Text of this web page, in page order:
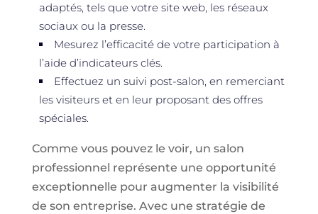
adaptés, tels que votre site web, les réseaux
sociaux ou la presse.
Mesurez l’efficacité de votre participation à
l’aide d’indicateurs clés.
Effectuez un suivi post-salon, en remerciant
les visiteurs et en leur proposant des offres
spéciales.
Comme vous pouvez le voir, un salon
professionnel représente une opportunité
exceptionnelle pour augmenter la visibilité
de son entreprise. Avec une stratégie de